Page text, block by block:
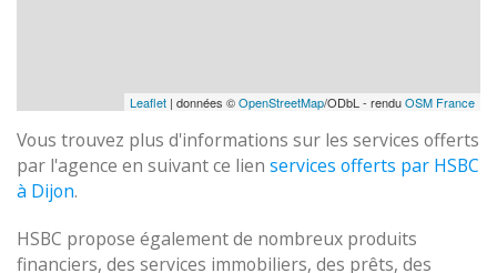
Leaflet | données ©OpenStreetMap/ODbL - renduOSM France
Vous trouvez plus d'informations sur les services offerts
par l'agence en suivant ce lien services offerts par HSBC
à Dijon.
HSBC propose également de nombreux produits
financiers, des services immobiliers, des prêts, des